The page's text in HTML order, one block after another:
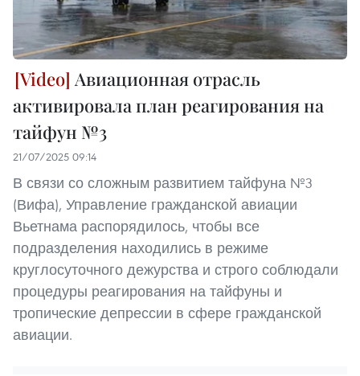
Авиационная отрасль
активировала план реагирования на
тайфун №3
21/07/2025 09:14
В связи со сложным развитием тайфуна №3
(Вифа), Управление гражданской авиации
Вьетнама распорядилось, чтобы все
подразделения находились в режиме
круглосуточного дежурства и строго соблюдали
процедуры реагирования на тайфуны и
тропические депрессии в сфере гражданской
авиации.